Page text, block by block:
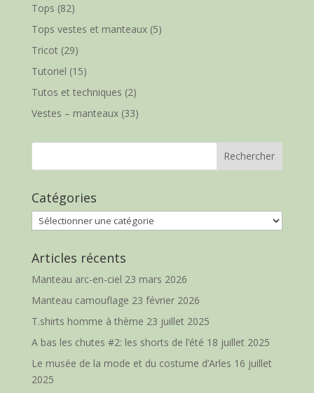
Tops (82)
Tops vestes et manteaux(5)
Tricot (29)
Tutoriel (15)
Tutos et techniques (2)
Vestes – manteaux(33)
Catégories
Catégories
Articles récents
Manteau arc-en-ciel 23 mars 2026
Manteau camouflage 23 février 2026
T.shirts homme à thème 23 juillet 2025
A bas les chutes #2: les shorts de l’été 18 juillet 2025
Le musée de la mode et du costume d’Arles 16 juillet
2025